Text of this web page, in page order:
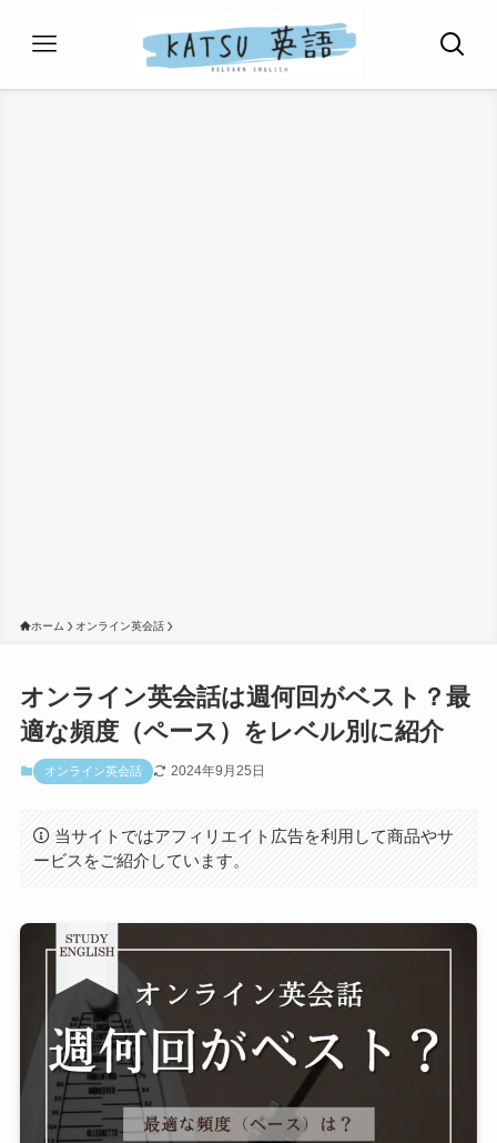
ホーム オンライン英会話
オンライン英会話は週何回がベスト？最
適な頻度（ペース）をレベル別に紹介
オンライン英会話 2024年9月25日
当サイトではアフィリエイト広告を利用して商品やサ
ービスをご紹介しています。